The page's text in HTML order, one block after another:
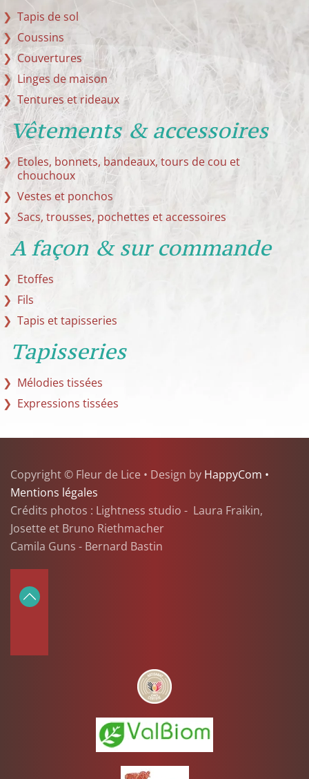
Tapis de sol
Coussins
Couvertures
Linges de maison
Tentures et rideaux
Vêtements & accessoires
Etoles, bonnets, bandeaux, tours de cou et
chouchoux
Vestes et ponchos
Sacs, trousses, pochettes et accessoires
A façon & sur commande
Etoffes
Fils
Tapis et tapisseries
Tapisseries
Mélodies tissées
Expressions tissées
Copyright © Fleur de Lice • Design by HappyCom •
Mentions légales
Crédits photos : Lightness studio - Laura Fraikin,
Josette et Bruno Riethmacher
Camila Guns - Bernard Bastin